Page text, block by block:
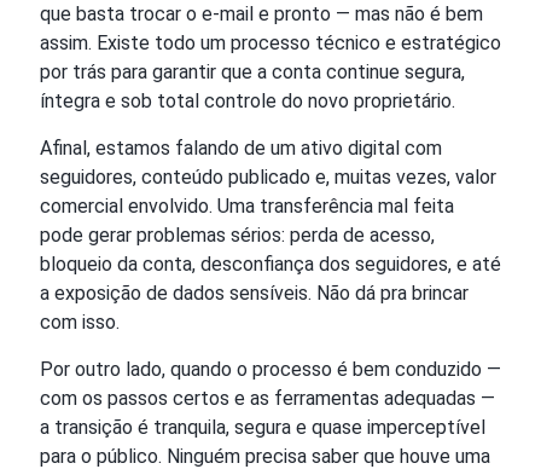
que basta trocar o e-mail e pronto — mas não é bem
assim. Existe todo um processo técnico e estratégico
por trás para garantir que a conta continue segura,
íntegra e sob total controle do novo proprietário.
Afinal, estamos falando de um ativo digital com
seguidores, conteúdo publicado e, muitas vezes, valor
comercial envolvido. Uma transferência mal feita
pode gerar problemas sérios: perda de acesso,
bloqueio da conta, desconfiança dos seguidores, e até
a exposição de dados sensíveis. Não dá pra brincar
com isso.
Por outro lado, quando o processo é bem conduzido —
com os passos certos e as ferramentas adequadas —
a transição é tranquila, segura e quase imperceptível
para o público. Ninguém precisa saber que houve uma